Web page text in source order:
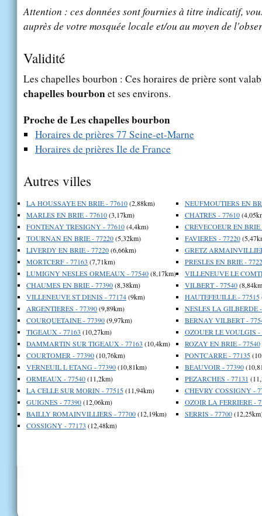
Attention : ces données sont fournies à titre indicatif,
auprès de votre mosquée locale et/ou au moyen de
Validité
Les chapelles bourbon : Ces horaires de prière sont
chapelles bourbonet ses environs.
Proche de Les chapelles bourbon
Horaires de prières 77 Seine-et-Marne
Horaires de prières Ile de France
Autres villes
LA HOUSSAYE EN BRIE - 77610(2,88km)
MARLES EN BRIE - 77610(3,17km)
FONTENAY TRESIGNY - 77610(4,4km)
TOURNAN EN BRIE - 77220(5,32km)
LIVERDY EN BRIE - 77220(6,66km)
MORTCERF - 77163 (7,71km)
LUMIGNY NESLES ORMEAUX - 77540(8,17km)
CHAUMES EN BRIE - 77390(8,38km)
VILLENEUVE ST DENIS - 77174(9km)
ARGENTIERES - 77390(9,89km)
COURQUETAINE - 77390(9,97km)
TIGEAUX - 77163 (10,27km)
DAMMARTIN SUR TIGEAUX - 77163 (10,4km)
COURTOMER - 77390(10,76km)
VERNEUIL L ETANG - 77390(10,81km)
ORMEAUX - 77540(11,2km)
LA CELLE SUR MORIN - 77515(11,94km)
GUIGNES - 77390(12,06km)
BAILLY ROMAINVILLIERS - 77700(12,19km)
COSSIGNY - 77173 (12,48km)
NEUFMOUTIERS EN
CHATRES - 77610
CREVECOEUR EN BRIE
FAVIERES - 77220
GRETZ
PRESLES EN BRIE -
VILLENEUVE LE
VILBERT - 77540
HAUTEFEUILLE - 77515
NESLES LA GILBERDE
BERNAY VILBERT -
OZOUER LE VOULGIS -
ROZAY EN BRIE - 77540
PONTCARRE - 77135
BEAUVOIR - 77390
PEZARCHES - 77131
CHEVRY COSSIGNY -
OZOIR LA FERRIERE -
SERRIS - 77700